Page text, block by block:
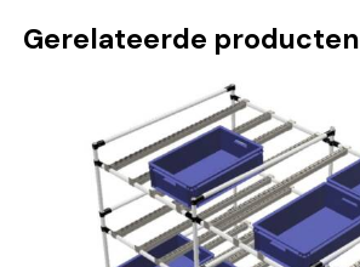
Gerelateerde producten